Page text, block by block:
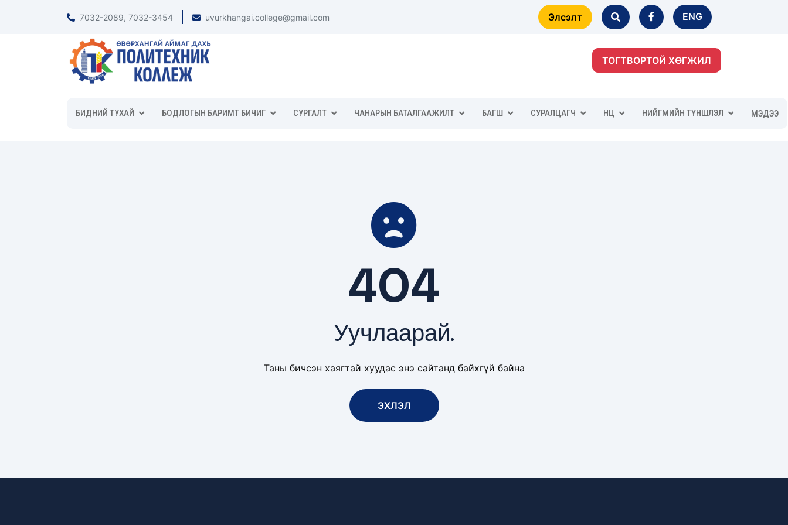
7032-2089, 7032-3454 uvurkhangai.college@gmail.com Элсэлт ENG
ТОГТВОРТОЙ ХӨГЖИЛ
БИДНИЙ ТУХАЙ БОДЛОГЫН БАРИМТ БИЧИГ СУРГАЛТ ЧАНАРЫН БАТАЛГААЖИЛТ БАГШ СУРАЛЦАГЧ НӨӨЦ НИЙГМИЙН ТҮНШЛЭЛ МЭДЭЭ
404
Уучлаарай.
Таны бичсэн хаягтай хуудас энэ сайтанд байхгүй байна
ЭХЛЭЛ